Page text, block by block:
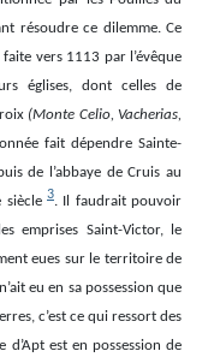
résoudre ce dilemme. Ce
vers 1113 par l’évêque
églises, dont celles de
(Monte Celio, Vacherias,
fait dépendre Sainte-
de l’abbaye de Cruis au
siècle 3. Il faudrait pouvoir
emprises Saint-Victor, le
eues sur le territoire de
eu en sa possession que
c’est ce qui ressort des
est en possession de